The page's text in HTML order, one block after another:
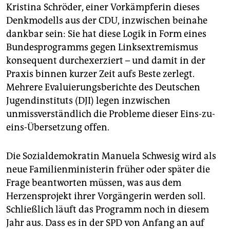
Kristina Schröder, einer Vorkämpferin dieses
Denkmodells aus der CDU, inzwischen beinahe
dankbar sein: Sie hat diese Logik in Form eines
Bundesprogramms gegen Linksextremismus
konsequent durchexerziert – und damit in der
Praxis binnen kurzer Zeit aufs Beste zerlegt.
Mehrere Evaluierungsberichte des Deutschen
Jugendinstituts (DJI) legen inzwischen
unmissverständlich die Probleme dieser Eins-zu-
eins-Übersetzung offen.
Die Sozialdemokratin Manuela Schwesig wird als
neue Familienministerin früher oder später die
Frage beantworten müssen, was aus dem
Herzensprojekt ihrer Vorgängerin werden soll.
Schließlich läuft das Programm noch in diesem
Jahr aus. Dass es in der SPD von Anfang an auf